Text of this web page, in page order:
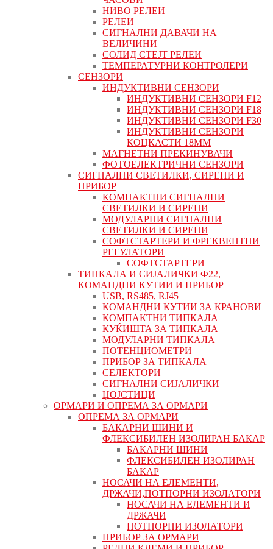
НИВО РЕЛЕИ
РЕЛЕИ
СИГНАЛНИ ДАВАЧИ НА
ВЕЛИЧИНИ
СОЛИД СТЕЈТ РЕЛЕИ
ТЕМПЕРАТУРНИ КОНТРОЛЕРИ
СЕНЗОРИ
ИНДУКТИВНИ СЕНЗОРИ
ИНДУКТИВНИ СЕНЗОРИ F12
ИНДУКТИВНИ СЕНЗОРИ F18
ИНДУКТИВНИ СЕНЗОРИ F30
ИНДУКТИВНИ СЕНЗОРИ
КОЦКАСТИ 18ММ
МАГНЕТНИ ПРЕКИНУВАЧИ
ФОТОЕЛЕКТРИЧНИ СЕНЗОРИ
СИГНАЛНИ СВЕТИЛКИ, СИРЕНИ И
ПРИБОР
КОМПАКТНИ СИГНАЛНИ
СВЕТИЛКИ И СИРЕНИ
МОДУЛАРНИ СИГНАЛНИ
СВЕТИЛКИ И СИРЕНИ
СОФТСТАРТЕРИ И ФРЕКВЕНТНИ
РЕГУЛАТОРИ
СОФТСТАРТЕРИ
ТИПКАЛА И СИЈАЛИЧКИ Ф22,
КОМАНДНИ КУТИИ И ПРИБОР
USB, RS485, RJ45
КОМАНДНИ КУТИИ ЗА КРАНОВИ
КОМПАКТНИ ТИПКАЛА
КУЌИШТА ЗА ТИПКАЛА
МОДУЛАРНИ ТИПКАЛА
ПОТЕНЦИОМЕТРИ
ПРИБОР ЗА ТИПКАЛА
СЕЛЕКТОРИ
СИГНАЛНИ СИЈАЛИЧКИ
ЏОЈСТИЦИ
ОРМАРИ И ОПРЕМА ЗА ОРМАРИ
ОПРЕМА ЗА ОРМАРИ
БАКАРНИ ШИНИ И
ФЛЕКСИБИЛЕН ИЗОЛИРАН БАКАР
БАКАРНИ ШИНИ
ФЛЕКСИБИЛЕН ИЗОЛИРАН
БАКАР
НОСАЧИ НА ЕЛЕМЕНТИ,
ДРЖАЧИ,ПОТПОРНИ ИЗОЛАТОРИ
НОСАЧИ НА ЕЛЕМЕНТИ И
ДРЖАЧИ
ПОТПОРНИ ИЗОЛАТОРИ
ПРИБОР ЗА ОРМАРИ